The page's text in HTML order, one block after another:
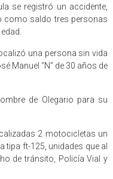
se registró un accidente,
como saldo tres personas
una persona sin vida
Manuel “N” de 30 años de
de Olegario para su
2 motocicletas un
tipa ft-125, unidades que al
de tránsito, Policía Vial y